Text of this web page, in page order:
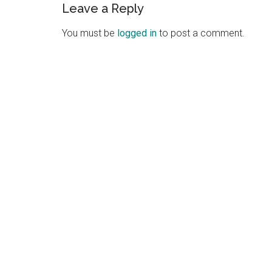
Reader
Interactions
Leave a Reply
You must be logged in to post a comment.